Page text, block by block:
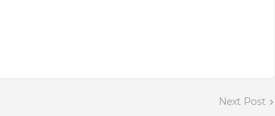
Next Post